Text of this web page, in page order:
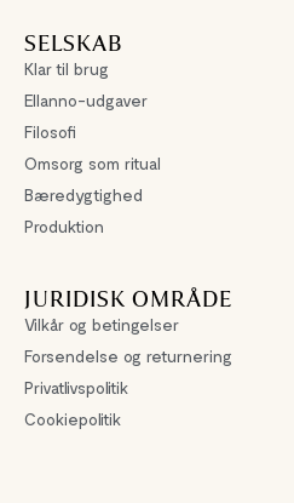
SELSKAB
Klar til brug
Ellanno-udgaver
Filosofi
Omsorg som ritual
Bæredygtighed
Produktion
JURIDISK OMRÅDE
Vilkår og betingelser
Forsendelse og returnering
Privatlivspolitik
Cookiepolitik